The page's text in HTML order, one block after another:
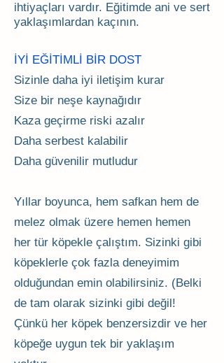
ihtiyaçları vardır. Eğitimde ani ve sert
yaklaşımlardan kaçının.
İYİ EĞİTİMLİ BİR DOST
Sizinle daha iyi iletişim kurar
Size bir neşe kaynağıdır
Kaza geçirme riski azalır
Daha serbest kalabilir
Daha güvenilir mutludur
Yıllar boyunca, hem safkan hem de
melez olmak üzere hemen hemen
her tür köpekle çalıştım. Sizinki gibi
köpeklerle çok fazla deneyimim
olduğundan emin olabilirsiniz. (Belki
de tam olarak sizinki gibi değil!
Çünkü her köpek benzersizdir ve her
köpeğe uygun tek bir yaklaşım